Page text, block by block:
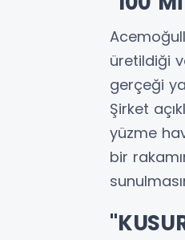
üretildiği
gerçeği
Şirket
yüzme
bir